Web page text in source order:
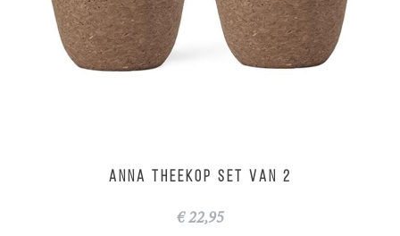
ANNA theekop set van 2
€ 22,95